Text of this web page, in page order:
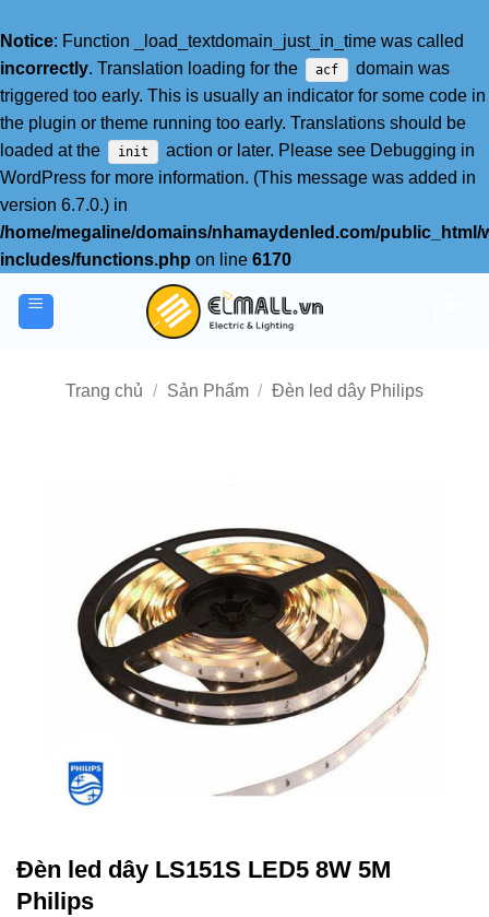
Notice: Function _load_textdomain_just_in_time was called
incorrectly. Translation loading for the acf
domain was
triggered too early. This is usually an indicator for some code in
the plugin or theme running too early. Translations should be
loaded at the
init action or later. Please see Debugging in
WordPress for more information. (This message was added in
version 6.7.0.) in
/home/megaline/domains/nhamaydenled.com/public_html/
includes/functions.php on line 6170
Trang chủ / Sản Phẩm / Đèn led dây Philips
Đèn led dây LS151S LED5 8W 5M
Philips